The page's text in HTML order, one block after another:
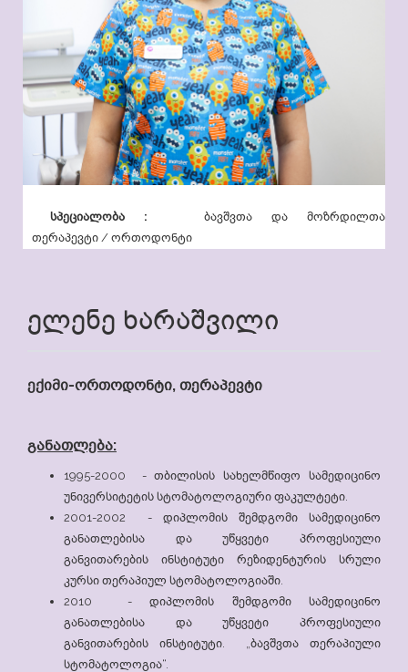
სპეციალობა :
ბავშვთა და მოზრდილთა
თერაპევტი / ორთოდონტი
ელენე ხარაშვილი
ექიმი-ორთოდონტი, თერაპევტი
განათლება:
1995-2000 - თბილისის სახელმწიფო სამედიცინო
უნივერსიტეტის სტომატოლოგიური ფაკულტეტი.
2001-2002 - დიპლომის შემდგომი სამედიცინო
განათლებისა და უწყვეტი პროფესიული
განვითარების ინსტიტუტი რეზიდენტურის სრული
კურსი თერაპიულ სტომატოლოგიაში.
2010 - დიპლომის შემდგომი სამედიცინო
განათლებისა და უწყვეტი პროფესიული
განვითარების ინსტიტუტი. „ბავშვთა თერაპიული
სტომატოლოგია“.